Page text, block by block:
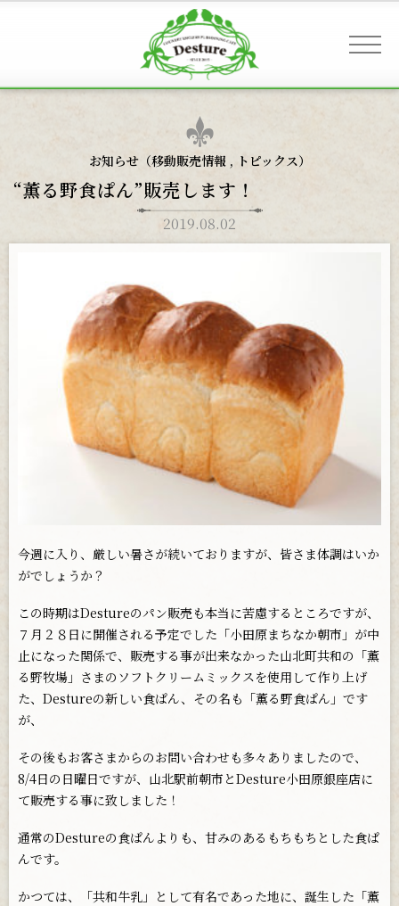
お客様へのご案内
ギャラリー
お問い合わせ
お知らせ（移動販売情報, トピックス）
“薫る野食ぱん”販売します！
2019.08.02
今週に入り、厳しい暑さが続いておりますが、皆さま体調はいか
がでしょうか？
この時期はDestureのパン販売も本当に苦慮するところですが、
７月２８日に開催される予定でした「小田原まちなか朝市」が中
止になった関係で、販売する事が出来なかった山北町共和の「薫
る野牧場」さまのソフトクリームミックスを使用して作り上げ
た、Destureの新しい食ぱん、その名も「薫る野食ぱん」です
が、
その後もお客さまからのお問い合わせも多々ありましたので、
8/4日の日曜日ですが、山北駅前朝市とDesture小田原銀座店に
て販売する事に致しました！
通常のDestureの食ぱんよりも、甘みのあるもちもちとした食ぱ
んです。
かつては、「共和牛乳」として有名であった地に、誕生した「薫